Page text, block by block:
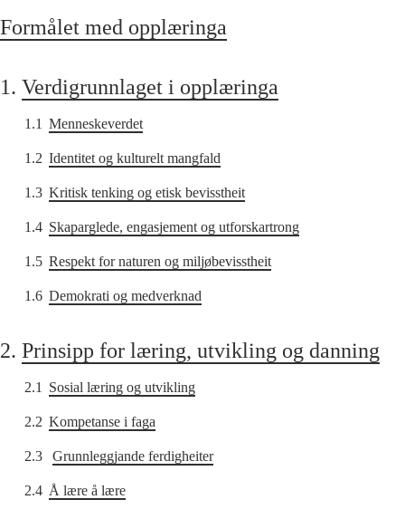
Formålet med opplæringa
1. Verdigrunnlaget i opplæringa
1.1 Menneskeverdet
1.2 Identitet og kulturelt mangfald
1.3 Kritisk tenking og etisk bevisstheit
1.4 Skaparglede, engasjement og utforskartrong
1.5 Respekt for naturen og miljøbevisstheit
1.6 Demokrati og medverknad
2. Prinsipp for læring, utvikling og danning
2.1 Sosial læring og utvikling
2.2 Kompetanse i faga
2.3 Grunnleggjande ferdigheiter
2.4 Å lære å lære